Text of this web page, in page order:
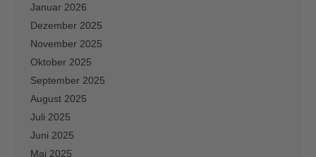
Januar 2026
Dezember 2025
November 2025
Oktober 2025
September 2025
August 2025
Juli 2025
Juni 2025
Mai 2025